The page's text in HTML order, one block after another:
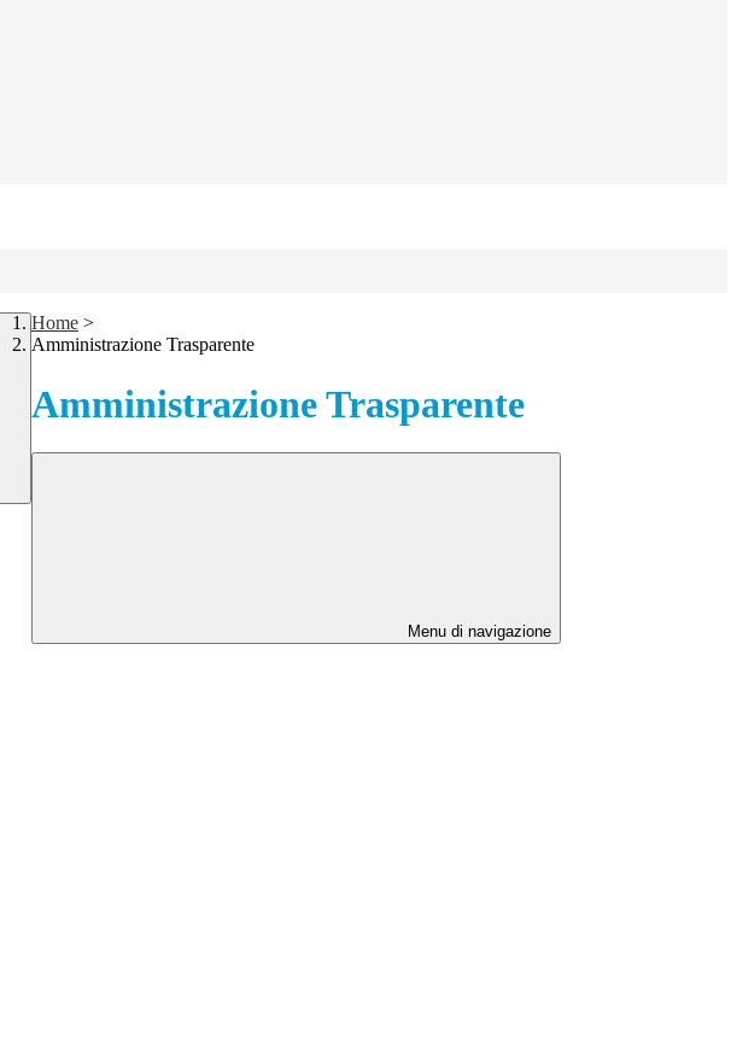
Home >
Amministrazione Trasparente
Amministrazione Trasparente
Menu di navigazione